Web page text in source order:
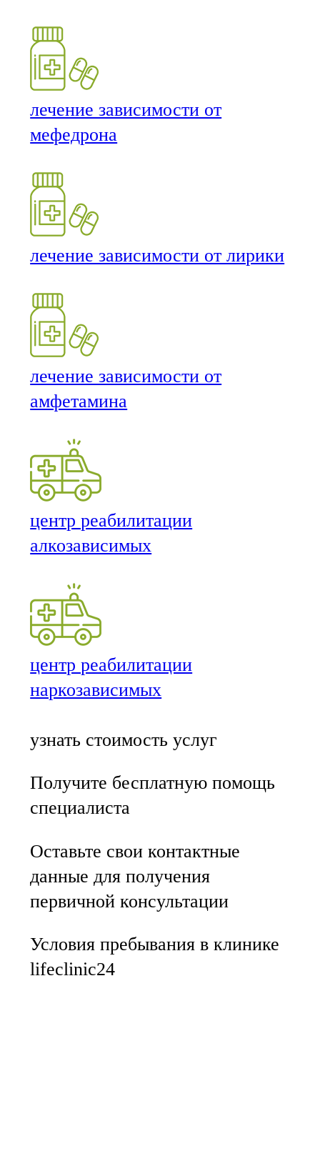
лечение зависимости от
мефедрона
лечение зависимости от лирики
лечение зависимости от
амфетамина
центр реабилитации
алкозависимых
центр реабилитации
наркозависимых
узнать стоимость услуг
Получите бесплатную помощь
специалиста
Оставьте свои контактные
данные для получения
первичной консультации
Условия пребывания в клинике
lifeclinic24